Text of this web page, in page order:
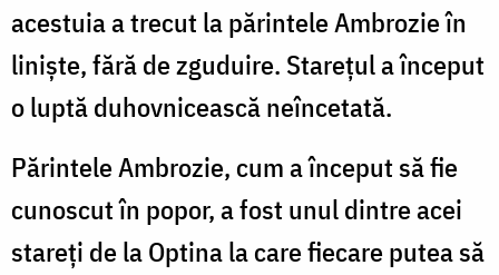
acestuia a trecut la părintele Ambrozie în
liniște, fără de zguduire. Starețul a început
o luptă duhovnicească neîncetată.
Părintele Ambrozie, cum a început să fie
cunoscut în popor, a fost unul dintre acei
stareți de la Optina la care fiecare putea să